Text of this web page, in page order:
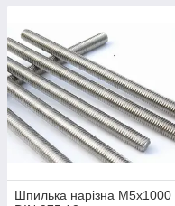
Шпилька нарізна M5x1000